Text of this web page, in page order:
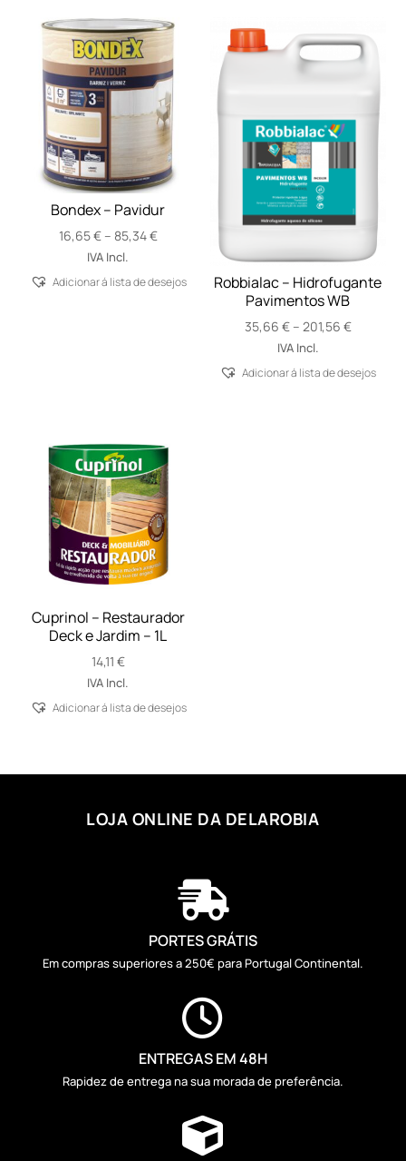
Bondex – Pavidur
16,65€ – 85,34€Price
through
IVA Incl.
Adicionar á lista de desejos
Robbialac – Hidrofugante
Pavimentos WB
35,66 € – 201,56 €Price
through
IVA Incl.
Adicionar á lista de desejos
Cuprinol – Restaurador
Deck e Jardim – 1L
14,11 €
IVA Incl.
Adicionar á lista de desejos
LOJA ONLINE DA DELAROBIA

PORTES GRÁTIS
Em compras superiores a 250€ para Portugal Continental.

ENTREGAS EM 48H
Rapidez de entrega na sua morada de preferência.
